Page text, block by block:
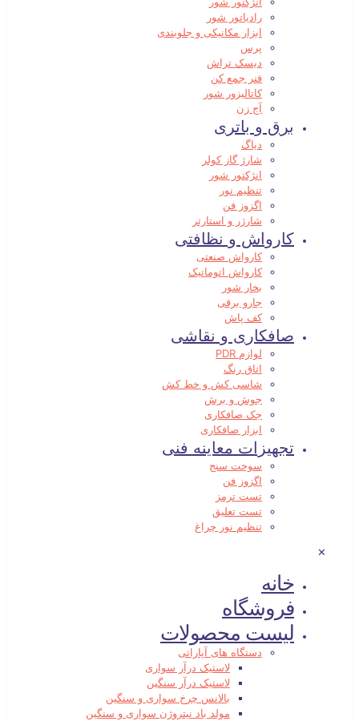
رادیاتور شور
ابزار مکانیکی و جلوبندی
پرس
دیسک تراش
فنر جمع کن
کاتالیزور شور
آج زن
برق و باتری
دیاگ
شارژ گاز کولر
انژکتور شور
تنظیم نور
اگزوز فن
شارژر و استارتر
کارواش و نظافتی
کارواش صنعتی
کارواش اتوماتیک
بخار شور
جارو برقی
کف پاش
صافکاری و نقاشی
لوازم PDR
اتاق رنگ
شاسی کش و خط کش
جوش و برش
جک صافکاری
ابزار صافکاری
تجهیزات معاینه فنی
سوخت سنج
اگزوز فن
تست ترمز
تست تعلیق
تنظیم نور چراغ
✕
خانه
فروشگاه
لیست محصولات
دستگاه های آپاراتی
لاستیک درآر سواری
لاستیک درآر سنگین
بالانس چرخ سواری و سنگین
مولد باد نیتروژن سواری و سنگین